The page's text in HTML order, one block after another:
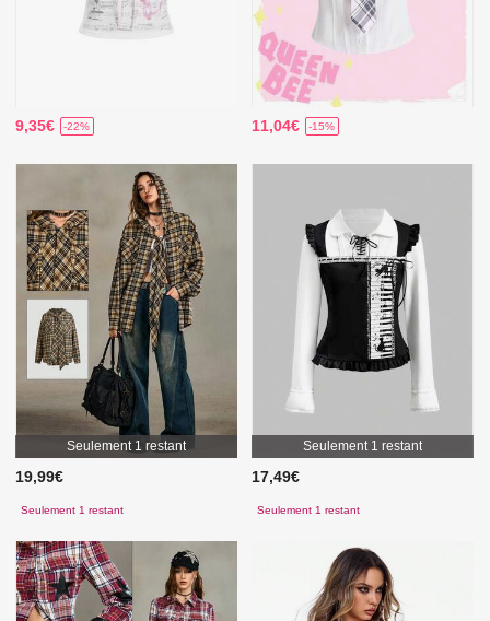
9,35€ -22% 11,04€ -15%
Seulement 1 restant
19,99€
Seulement 1 restant
Seulement 1 restant
17,49€
Seulement 1 restant